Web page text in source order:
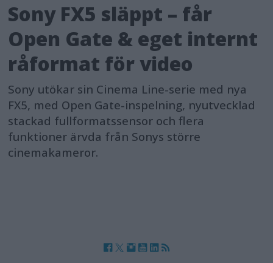
Sony FX5 släppt – får
Open Gate & eget internt
råformat för video
Sony utökar sin Cinema Line-serie med nya
FX5, med Open Gate-inspelning, nyutvecklad
stackad fullformatssensor och flera
funktioner ärvda från Sonys större
cinemakameror.